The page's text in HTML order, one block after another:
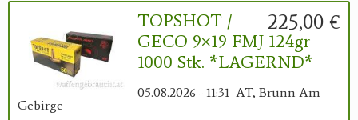
225,00 €
TOPSHOT /
GECO 9×19 FMJ 124gr
1000 Stk. *LAGERND*
05.08.2026 - 11:31 AT, Brunn Am
Gebirge